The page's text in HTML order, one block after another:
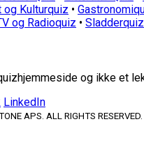
og Kulturquiz •
og Radioquiz • Sladderquiz
og ikke et
LinkedIn
APS. ALL RIGHTS RESERVED.